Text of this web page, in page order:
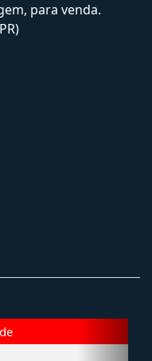
para venda.